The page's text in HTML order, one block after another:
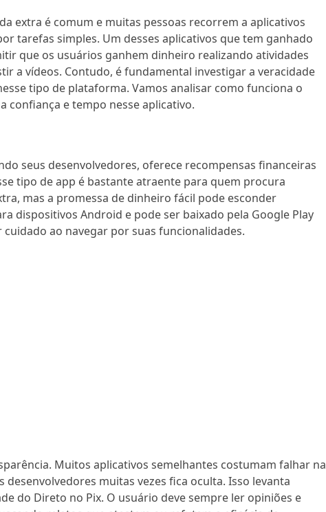
extra é comum e muitas pessoas recorrem a aplicativos
tarefas simples. Um desses aplicativos que tem ganhado
que os usuários ganhem dinheiro realizando atividades
a vídeos. Contudo, é fundamental investigar a veracidade
tipo de plataforma. Vamos analisar como funciona o
confiança e tempo nesse aplicativo.
seus desenvolvedores, oferece recompensas financeiras
tipo de app é bastante atraente para quem procura
mas a promessa de dinheiro fácil pode esconder
dispositivos Android e pode ser baixado pela Google Play
ao navegar por suas funcionalidades.
Muitos aplicativos semelhantes costumam falhar na
muitas vezes fica oculta. Isso levanta
do Direto no Pix. O usuário deve sempre ler opiniões e